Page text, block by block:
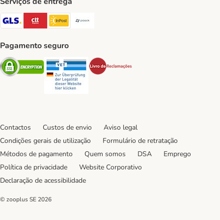
GLS Shipping Method
CTTExpress Shipping Method
InPost Shipping Method
Pagamento seguro
Security Security
Contactos Custos de envio
Aviso legal
Condições gerais de utilização
Formulário de retratação
Métodos de pagamento
Quem somos DSA
Emprego
Política de privacidade
Website Corporativo
Declaração de acessibilidade
© zooplus SE 2026